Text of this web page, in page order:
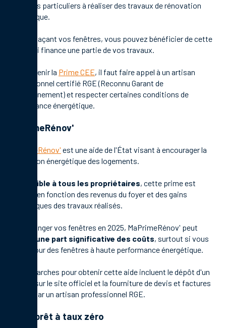
inciter les particuliers à réaliser des travaux de rénovation
énergétique.
En remplaçant vos fenêtres, vous pouvez bénéficier de cette
prime qui finance une partie de vos travaux.
Pour obtenir la Prime CEE, il faut faire appel à un artisan
professionnel certifié RGE (Reconnu Garant de
l'Environnement) et respecter certaines conditions de
performance énergétique.
MaPrimeRénov'
MaPrimeRénov' est une aide de l'État visant à encourager la
rénovation énergétique des logements.
Accessible à tous les propriétaires, cette prime est
calculée en fonction des revenus du foyer et des gains
énergétiques des travaux réalisés.
Pour changer vos fenêtres en 2025, MaPrimeRénov' peut
couvrir une part significative des coûts, surtout si vous
optez pour des fenêtres à haute performance énergétique.
Les démarches pour obtenir cette aide incluent le dépôt d'un
dossier sur le site officiel et la fourniture de devis et factures
validés par un artisan professionnel RGE.
L'éco-prêt à taux zéro